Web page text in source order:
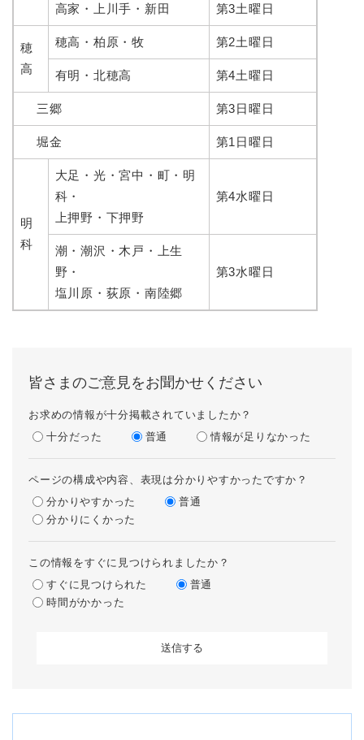
高家・上川手・新田 第3土曜日
穂
高
穂高・柏原・牧 第2土曜日
有明・北穂高 第4土曜日
三郷 第3日曜日
堀金 第1日曜日
明
科
大足・光・宮中・町・明
科・
上押野・下押野
第4水曜日
潮・潮沢・木戸・上生
野・
塩川原・荻原・南陸郷
第3水曜日
皆さまのご意見をお聞かせください
お求めの情報が十分掲載されていましたか？
十分だった
普通 情報が足りなかった
ページの構成や内容、表現は分かりやすかったですか？
分かりやすかった
普通
分かりにくかった
この情報をすぐに見つけられましたか？
すぐに見つけられた
普通
時間がかかった